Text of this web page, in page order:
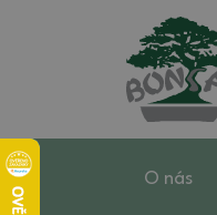
O nás